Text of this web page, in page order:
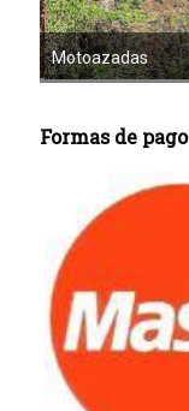
Motoazadas
Formas de pago